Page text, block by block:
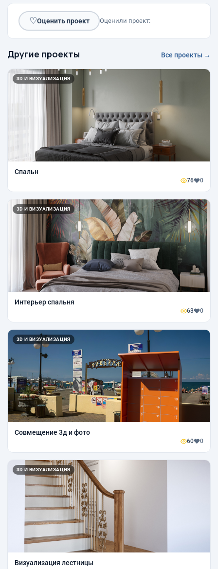
♡Оценить проект Оценили проект:
Другие проекты Все проекты →
3D И ВИЗУАЛИЗАЦИЯ
Спальн
76 0
3D И ВИЗУАЛИЗАЦИЯ
Интерьер спальня
63 0
3D И ВИЗУАЛИЗАЦИЯ
Совмещение 3д и фото
60 0
3D И ВИЗУАЛИЗАЦИЯ
Визуализация лестницы